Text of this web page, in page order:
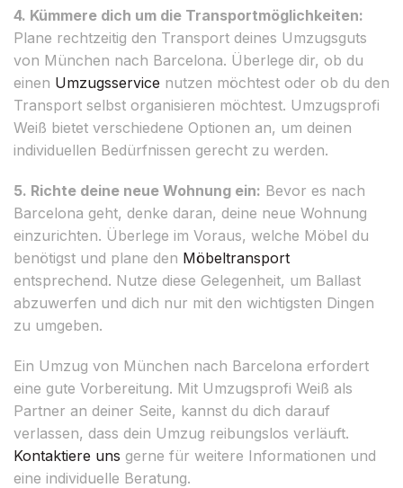
4. Kümmere dich um die Transportmöglichkeiten:
Plane rechtzeitig den Transport deines Umzugsguts
von München nach Barcelona. Überlege dir, ob du
einen Umzugsservice nutzen möchtest oder ob du den
Transport selbst organisieren möchtest. Umzugsprofi
Weiß bietet verschiedene Optionen an, um deinen
individuellen Bedürfnissen gerecht zu werden.
5. Richte deine neue Wohnung ein: Bevor es nach
Barcelona geht, denke daran, deine neue Wohnung
einzurichten. Überlege im Voraus, welche Möbel du
benötigst und plane den Möbeltransport
entsprechend. Nutze diese Gelegenheit, um Ballast
abzuwerfen und dich nur mit den wichtigsten Dingen
zu umgeben.
Ein Umzug von München nach Barcelona erfordert
eine gute Vorbereitung. Mit Umzugsprofi Weiß als
Partner an deiner Seite, kannst du dich darauf
verlassen, dass dein Umzug reibungslos verläuft.
Kontaktiere uns gerne für weitere Informationen und
eine individuelle Beratung.